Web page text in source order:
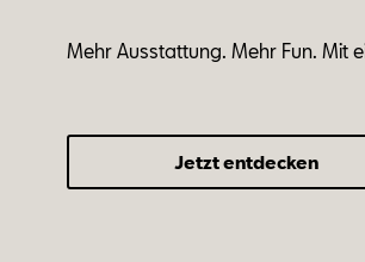
Mehr Ausstattung. Mehr Fun. Mit
Jetzt entdecken